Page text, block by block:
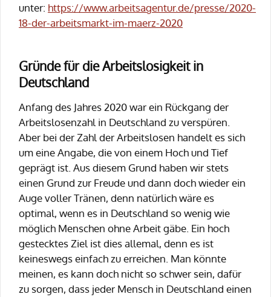
unter: https://www.arbeitsagentur.de/presse/2020-
18-der-arbeitsmarkt-im-maerz-2020
Gründe für die Arbeitslosigkeit in
Deutschland
Anfang des Jahres 2020 war ein Rückgang der
Arbeitslosenzahl in Deutschland zu verspüren.
Aber bei der Zahl der Arbeitslosen handelt es sich
um eine Angabe, die von einem Hoch und Tief
geprägt ist. Aus diesem Grund haben wir stets
einen Grund zur Freude und dann doch wieder ein
Auge voller Tränen, denn natürlich wäre es
optimal, wenn es in Deutschland so wenig wie
möglich Menschen ohne Arbeit gäbe. Ein hoch
gestecktes Ziel ist dies allemal, denn es ist
keineswegs einfach zu erreichen. Man könnte
meinen, es kann doch nicht so schwer sein, dafür
zu sorgen, dass jeder Mensch in Deutschland einen